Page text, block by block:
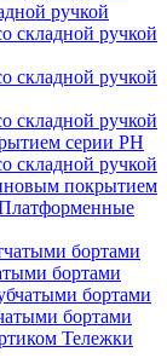
ручкой
складной ручкой
складной ручкой
складной ручкой
серии PH
складной ручкой
покрытием
бортами
бортами
Тележки